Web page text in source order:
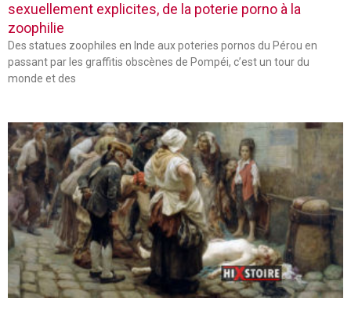
sexuellement explicites, de la poterie porno à la
zoophilie
Des statues zoophiles en Inde aux poteries pornos du Pérou en
passant par les graffitis obscènes de Pompéi, c’est un tour du
monde et des